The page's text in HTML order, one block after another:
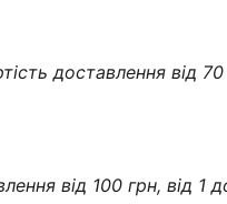
доставлення від 70
від 100 грн, від 1